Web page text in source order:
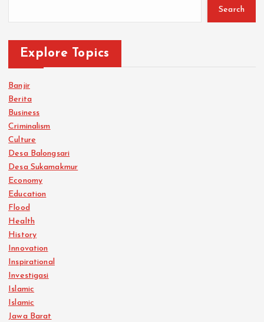
Search
Explore Topics
Banjir
Berita
Business
Criminalism
Culture
Desa Balongsari
Desa Sukamakmur
Economy
Education
Flood
Health
History
Innovation
Inspirational
Investigasi
Islamic
Islamic
Jawa Barat